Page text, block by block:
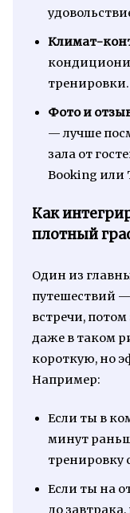
Климат-
тренировки.
Фото и
— лучше
зала от
Booking или
Как
плотный
Один из
путешествий
встречи,
даже в таком
короткую, но
Например:
Если ты в
минут
тренировку
Если ты на
до